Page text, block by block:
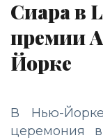
Сиара в
премии
Йорке
В Нью-Йорке
церемония